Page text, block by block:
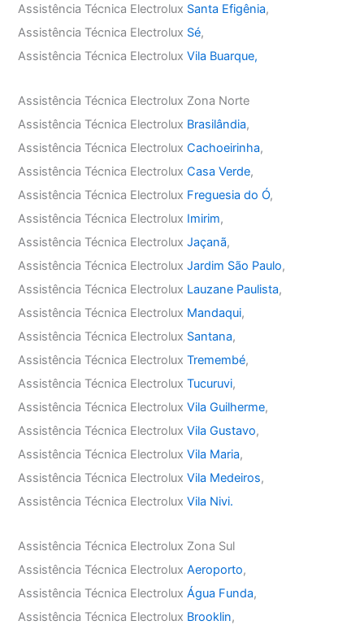
Assistência Técnica Electrolux Santa Efigênia,
Assistência Técnica Electrolux Sé,
Assistência Técnica ElectroluxVila Buarque,
Assistência Técnica Electrolux Zona Norte
Assistência Técnica Electrolux Brasilândia,
Assistência Técnica ElectroluxCachoeirinha,
Assistência Técnica ElectroluxCasa Verde,
Assistência Técnica Electrolux Freguesia do Ó,
Assistência Técnica Electrolux Imirim,
Assistência Técnica ElectroluxJaçanã,
Assistência Técnica ElectroluxJardim São Paulo,
Assistência Técnica Electrolux Lauzane Paulista,
Assistência Técnica Electrolux Mandaqui,
Assistência Técnica Electrolux Santana,
Assistência Técnica ElectroluxTremembé,
Assistência Técnica ElectroluxTucuruvi,
Assistência Técnica ElectroluxVila Guilherme,
Assistência Técnica ElectroluxVila Gustavo,
Assistência Técnica ElectroluxVila Maria,
Assistência Técnica ElectroluxVila Medeiros,
Assistência Técnica ElectroluxVila Nivi.
Assistência Técnica Electrolux Zona Sul
Assistência Técnica ElectroluxAeroporto,
Assistência Técnica ElectroluxÁgua Funda,
Assistência Técnica Electrolux Brooklin,